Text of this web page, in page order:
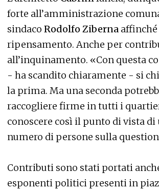
forte all’amministrazione
sindaco Rodolfo Ziberna affinché
ripensamento. Anche per
all’inquinamento. «Con questa
- ha scandito chiaramente - si
la prima. Ma una seconda
raccogliere firme in tutti i
conoscere così il punto di vista
numero di persone sulla
Contributi sono stati portati
esponenti politici presenti in